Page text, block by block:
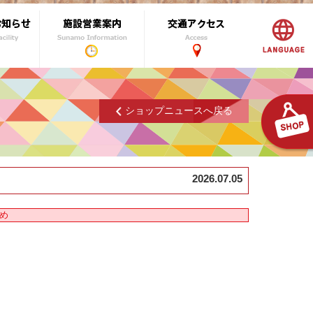
ショップニュースへ戻る
2026.07.05